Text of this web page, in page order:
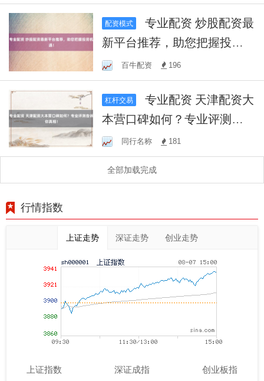
配资模式
专业配资 炒股配资最
新平台推荐，助您把握投资
机遇！百牛配资 196
杠杆交易
专业配资 天津配资大
本营口碑如何？专业评测告
诉你真相！
同行名称 181
全部加载完成
行情指数
上证走势 深证走势 创业走势
上证指数 深证成指 创业板指